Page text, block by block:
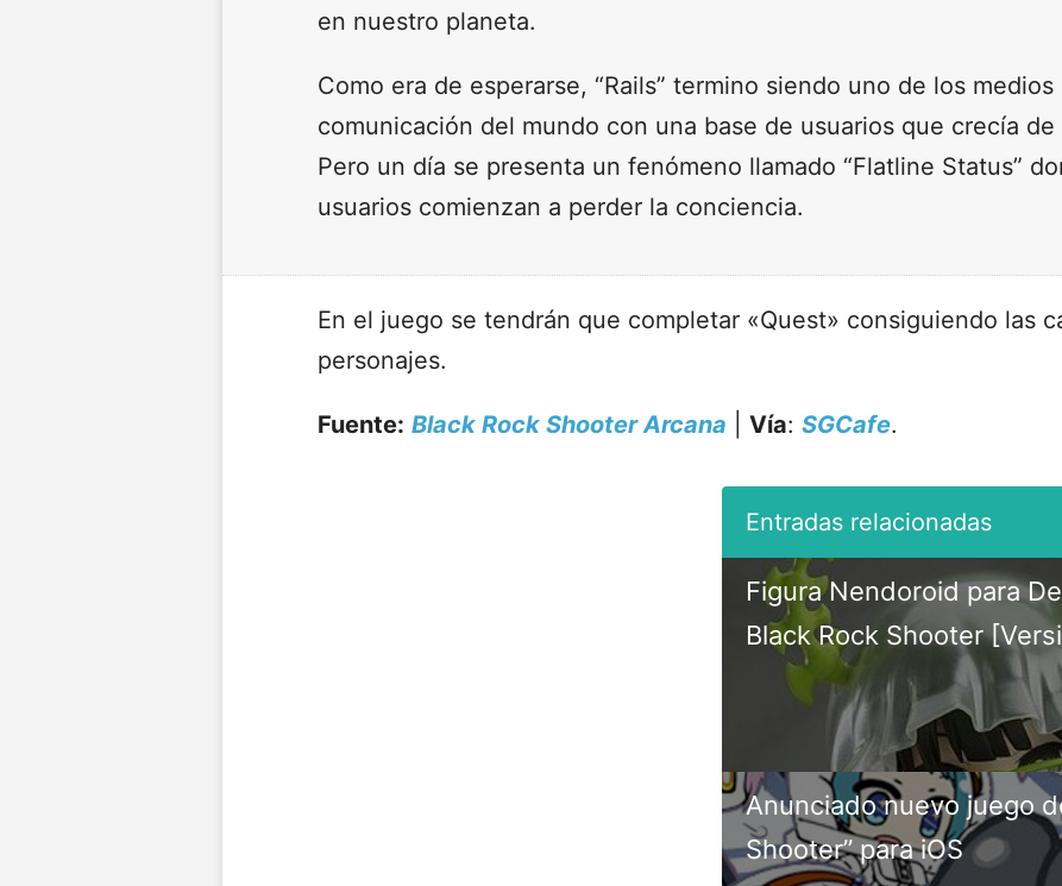
en nuestro planeta.
Como era de esperarse, “Rails” termino siendo uno de los
comunicación del mundo con una base de usuarios que crecía
Pero un día se presenta un fenómeno llamado “Flatline Status”
usuarios comienzan a perder la conciencia.
En el juego se tendrán que completar «Quest» consiguiendo las
personajes.
Fuente: Black Rock Shooter Arcana Vía: SGCafe.
Figura Nendoroid para
Black Rock Shooter
Anunciado nuevo juego
Shooter” para iOS